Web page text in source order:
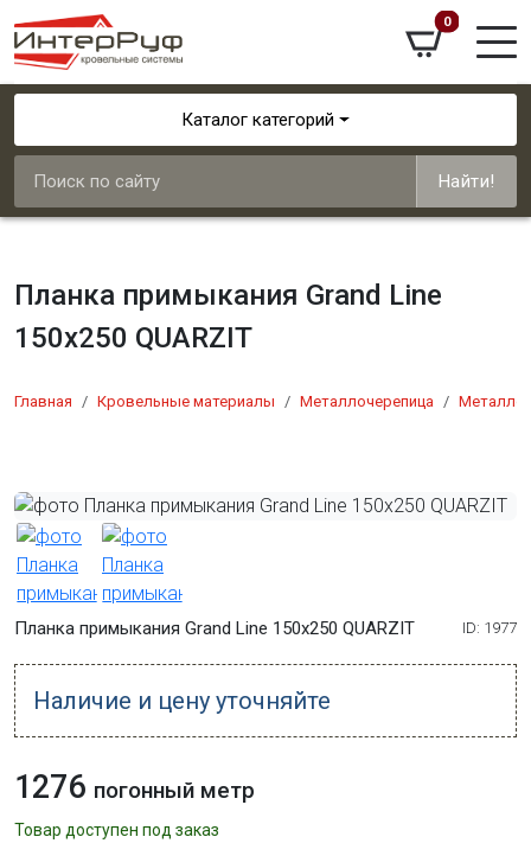
0
Каталог категорий
Найти!
Планка примыкания Grand Line
150х250 QUARZIT
Главная Кровельные материалы Металлочерепица
Планка примыкания Grand Line 150х250 QUARZIT ID: 1977
Наличие и цену уточняйте
1276 погонный метр
Товар доступен под заказ